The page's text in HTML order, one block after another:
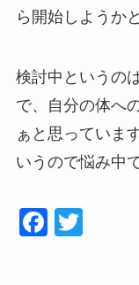
ら開始しようか
検討中というの
で、自分の体へ
ぁと思っていま
いうので悩み中で
F